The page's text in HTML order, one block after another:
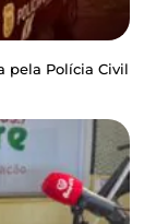
pela Polícia Civil